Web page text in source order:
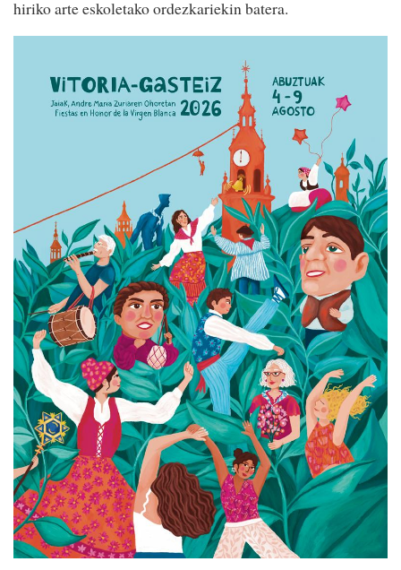
hiriko arte eskoletako ordezkariekin batera.